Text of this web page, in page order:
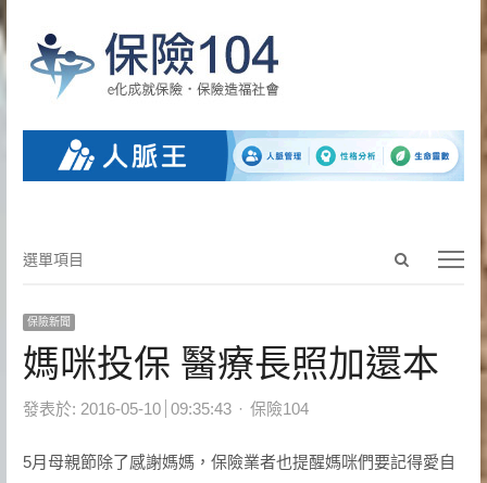
Open
search
選
項
目
選單項目
保險新聞
媽咪投保 醫療長照加還本
發表於: 2016-05-10 09:35:43 Author
保險104
5月母親節除了感謝媽媽，保險業者也提醒媽咪們要記得愛自